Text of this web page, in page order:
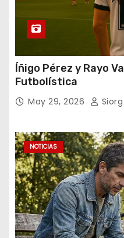
Íñigo Pérez y Rayo
Futbolística
May 29, 2026 Siorg
NOTICIAS